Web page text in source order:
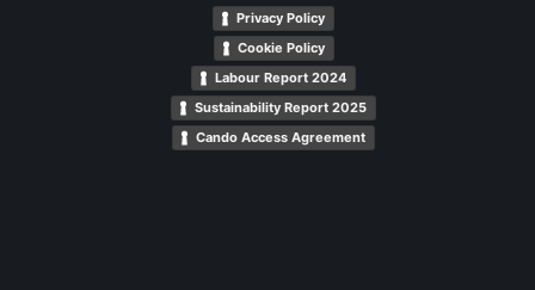
Privacy Policy
Cookie Policy
Labour Report 2024
Sustainability Report 2025
Cando Access Agreement